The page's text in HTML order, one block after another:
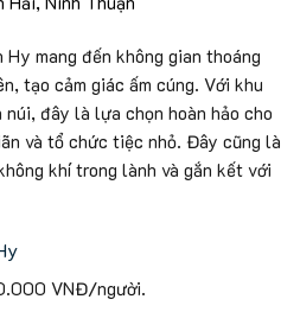
Hy mang đến không gian thoáng
tạo cảm giác ấm cúng. Với khu
đây là lựa chọn hoàn hảo cho
và tổ chức tiệc nhỏ. Đây cũng là
khí trong lành và gắn kết với
VNĐ/người.